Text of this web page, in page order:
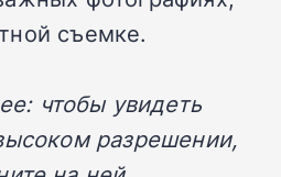
съемке.
чтобы увидеть
разрешении,